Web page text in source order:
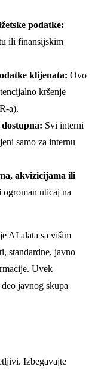
podatke:
ili finansijskim
klijenata: Ovo
kršenje
a).
Svi interni
samo za internu
akvizicijama ili
uticaj na
AI alata sa višim
standardne, javno
Uvek
javnog skupa
Izbegavajte